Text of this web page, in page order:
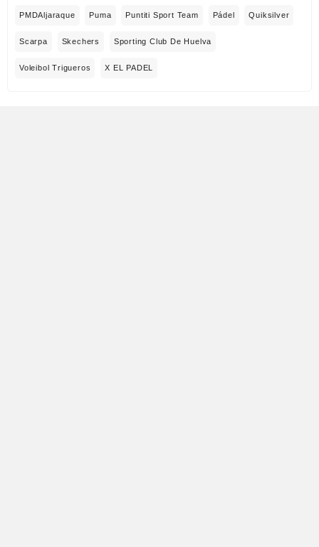
PMDAljaraque Puma Puntiti Sport Team Pádel Quiksilver
Scarpa Skechers Sporting Club De Huelva
Voleibol Trigueros X EL PADEL